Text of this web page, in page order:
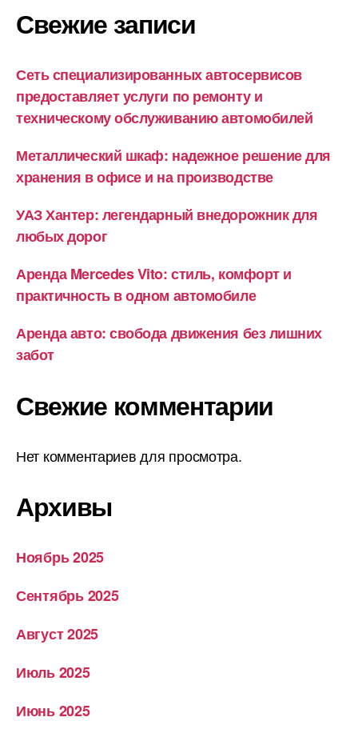
Свежие записи
Сеть специализированных автосервисов
предоставляет услуги по ремонту и
техническому обслуживанию автомобилей
Металлический шкаф: надежное решение для
хранения в офисе и на производстве
УАЗ Хантер: легендарный внедорожник для
любых дорог
Аренда Mercedes Vito: стиль, комфорт и
практичность в одном автомобиле
Аренда авто: свобода движения без лишних
забот
Свежие комментарии
Нет комментариев для просмотра.
Архивы
Ноябрь 2025
Сентябрь 2025
Август 2025
Июль 2025
Июнь 2025